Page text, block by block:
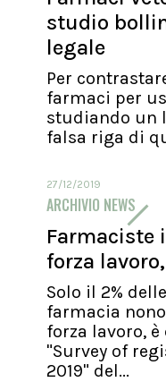
studio
legale
Per
farmaci per
studiando un
falsa riga di
27/12/2019
ARCHIVIO NEWS
Farmaciste
forza
Solo il 2%
farmacia
forza lavoro,
"Survey of
2019" del...